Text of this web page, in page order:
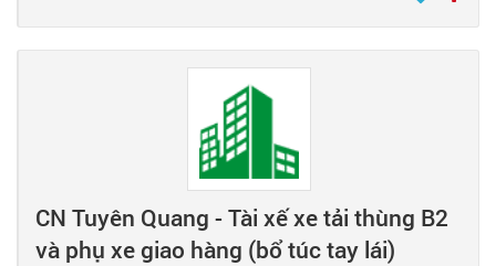
CN Tuyên Quang - Tài xế xe tải thùng B2
và phụ xe giao hàng (bổ túc tay lái)